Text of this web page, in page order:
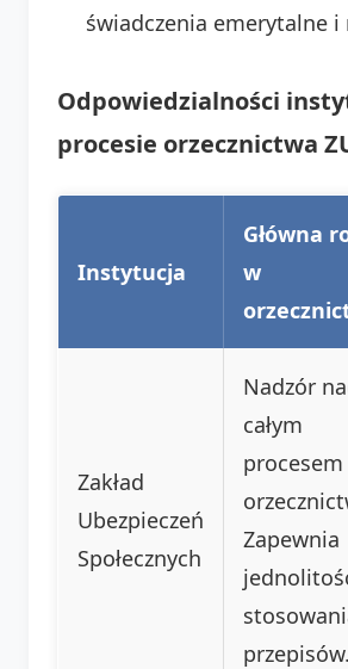
świadczenia emerytalne i
Odpowiedzialności
procesie orzecznictwa
Instytucja
Główna
w
Zakład
Ubezpieczeń
Społecznych
Nadzór
całym
procesem
Zapewnia
przepisów.